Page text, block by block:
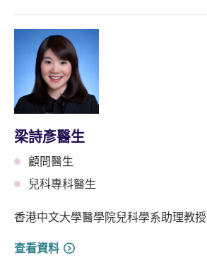
梁詩彥醫生
顧問醫生
兒科專科醫生
香港中文大學醫學院兒科學系助理教授
查看資料